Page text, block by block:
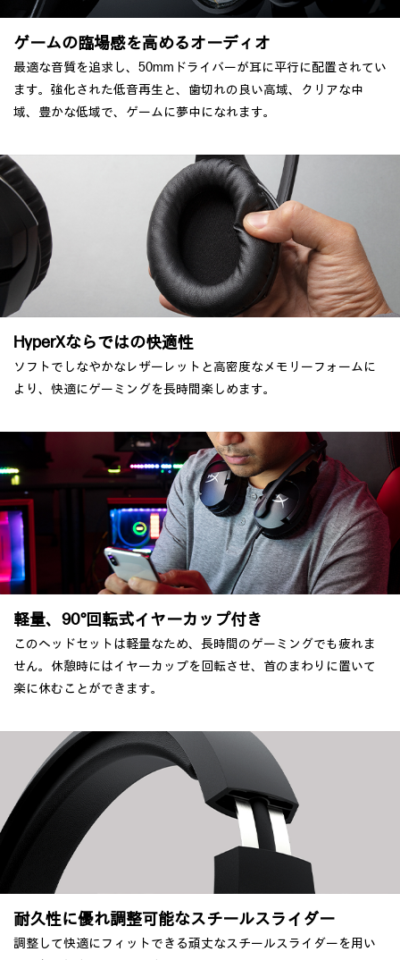
ゲームの臨場感を高めるオーディオ
最適な音質を追求し、50mmドライバーが耳に平行に配置されてい
ます。強化された低音再生と、歯切れの良い高域、クリアな中
域、豊かな低域で、ゲームに夢中になれます。
HyperXならではの快適性
ソフトでしなやかなレザーレットと高密度なメモリーフォームに
より、快適にゲーミングを長時間楽しめます。
軽量、90°回転式イヤーカップ付き
このヘッドセットは軽量なため、長時間のゲーミングでも疲れま
せん。休憩時にはイヤーカップを回転させ、首のまわりに置いて
楽に休むことができます。
耐久性に優れ調整可能なスチールスライダー
調整して快適にフィットできる頑丈なスチールスライダーを用い